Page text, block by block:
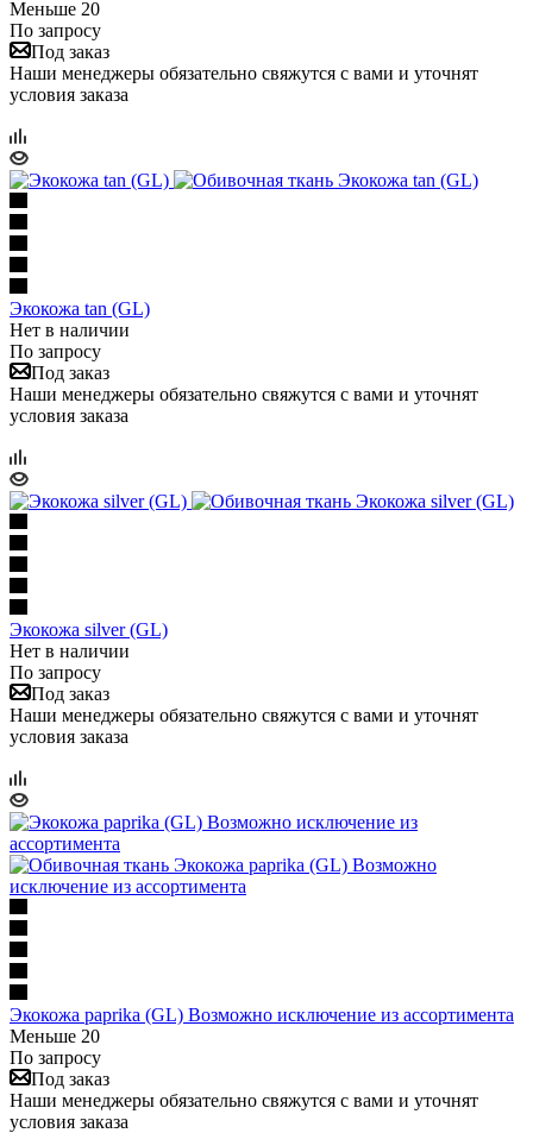
Меньше 20
По запросу
Под заказ
Наши менеджеры обязательно свяжутся с вами и уточнят
условия заказа
Экокожа tan (GL)
Нет в наличии
По запросу
Под заказ
Наши менеджеры обязательно свяжутся с вами и уточнят
условия заказа
Экокожа silver (GL)
Нет в наличии
По запросу
Под заказ
Наши менеджеры обязательно свяжутся с вами и уточнят
условия заказа
Экокожа paprika (GL) Возможно исключение из ассортимента
Меньше 20
По запросу
Под заказ
Наши менеджеры обязательно свяжутся с вами и уточнят
условия заказа